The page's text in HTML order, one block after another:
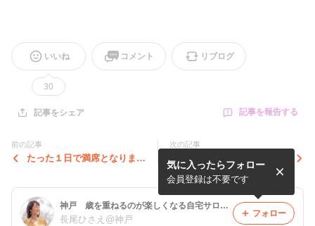
いいね
30
コメント リブログ
記事をシェア 記事を報告する
前の記事
たった１日で満席となりまし
次の記事
中国民間療法かっさ健康美容
法講習会へ
神戸 歳を重ねるのが楽しくなる自宅サロンSmile
長尾ひさえ@神戸
気に入ったらフォロー
会員登録は不要です
フォロー